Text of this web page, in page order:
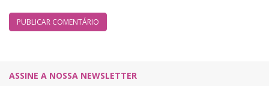
ASSINE A NOSSA NEWSLETTER